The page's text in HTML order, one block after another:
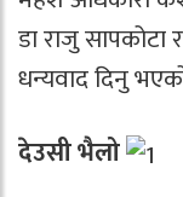
डा राजु सापकोटा
धन्यवाद दिनु
देउसी भैलो